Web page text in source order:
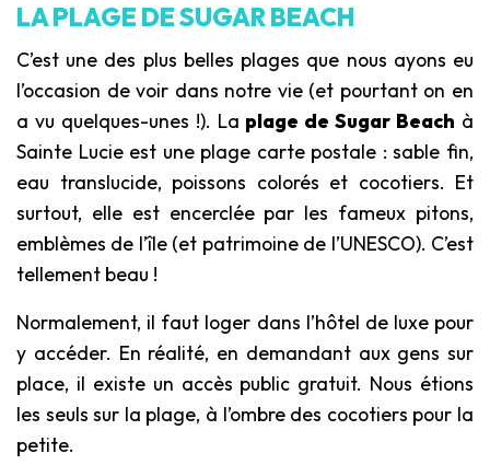
LA PLAGE DE SUGAR BEACH
C’est une des plus belles plages que nous ayons eu
l’occasion de voir dans notre vie (et pourtant on en
a vu quelques-unes !). La plage de Sugar Beach à
Sainte Lucie est une plage carte postale : sable fin,
eau translucide, poissons colorés et cocotiers. Et
surtout, elle est encerclée par les fameux pitons,
emblèmes de l’île (et patrimoine de l’UNESCO). C’est
tellement beau !
Normalement, il faut loger dans l’hôtel de luxe pour
y accéder. En réalité, en demandant aux gens sur
place, il existe un accès public gratuit. Nous étions
les seuls sur la plage, à l’ombre des cocotiers pour la
petite.